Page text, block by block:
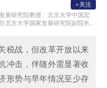
展研究院教授、北京大学中国宏
北京大学国家发展研究院副院长
）作访问学者。主要从事开放宏观
展经济学研究。
+关注
税战，但改革开放以来
冲击，伴随外需显著收
形势与早年情况至少存